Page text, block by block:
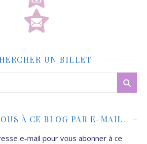
UN BILLET
À CE BLOG PAR E-MAIL.
e-mail pour vous abonner à ce